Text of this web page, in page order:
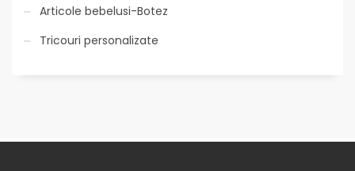
Articole bebelusi-Botez
Tricouri personalizate